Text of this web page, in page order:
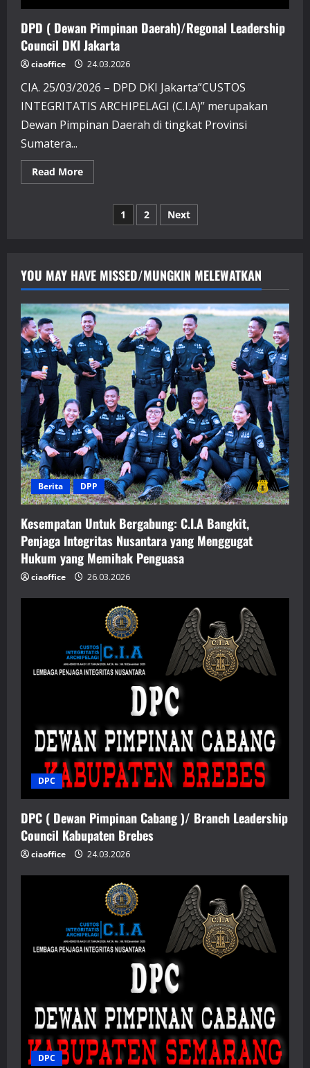
DPD ( Dewan Pimpinan Daerah)/Regonal Leadership
Council DKI Jakarta
ciaoffice 24.03.2026
CIA. 25/03/2026 – DPD DKI Jakarta”CUSTOS
INTEGRITATIS ARCHIPELAGI (C.I.A)” merupakan
Dewan Pimpinan Daerah di tingkat Provinsi
Sumatera...
Read MoreRead
more
Pimpinan
DKI
Jakarta
Paginasi
1 2 Next
YOU MAY HAVE MISSED/MUNGKIN MELEWATKAN
Berita DPP
Kesempatan Untuk Bergabung: C.I.A Bangkit,
Penjaga Integritas Nusantara yang Menggugat
Hukum yang Memihak Penguasa
ciaoffice 26.03.2026
DPC
DPC ( Dewan Pimpinan Cabang )/ Branch Leadership
Council Kabupaten Brebes
ciaoffice 24.03.2026
DPC